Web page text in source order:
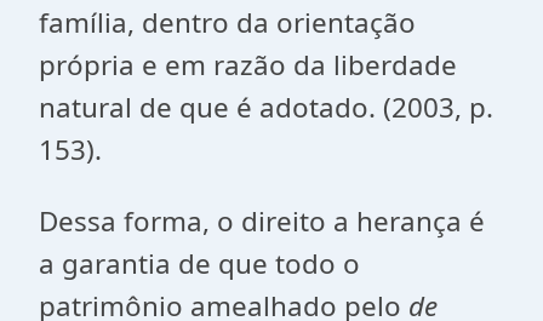
família, dentro da orientação
própria e em razão da liberdade
natural de que é adotado. (2003, p.
153).
Dessa forma, o direito a herança é
a garantia de que todo o
patrimônio amealhado pelo de